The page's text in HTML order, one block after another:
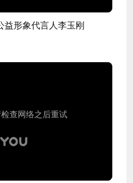
益形象代言人李玉刚